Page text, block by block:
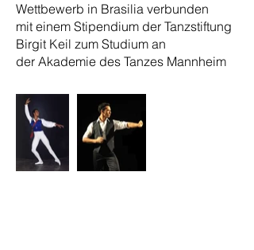
Wettbewerb in Brasilia verbunden
mit einem Stipendium der Tanzstiftung
Birgit Keil zum Studium an
der Akademie des Tanzes Mannheim